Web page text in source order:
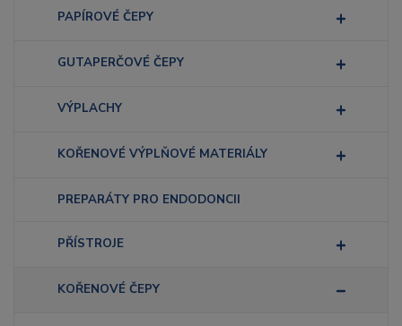
PAPÍROVÉ ČEPY
GUTAPERČOVÉ ČEPY
VÝPLACHY
KOŘENOVÉ VÝPLŇOVÉ MATERIÁLY
PREPARÁTY PRO ENDODONCII
PŘÍSTROJE
KOŘENOVÉ ČEPY